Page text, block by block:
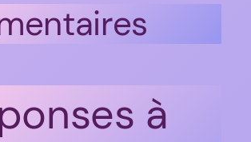
à